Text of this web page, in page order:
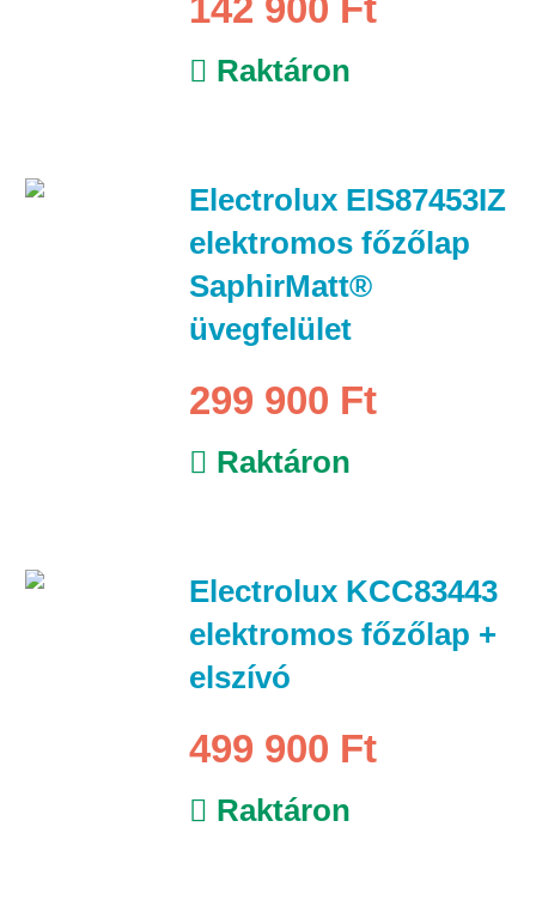
142 900 Ft
Raktáron
Electrolux EIS87453IZ
elektromos főzőlap
SaphirMatt®
üvegfelület
299 900 Ft
Raktáron
Electrolux KCC83443
elektromos főzőlap +
elszívó
499 900 Ft
Raktáron